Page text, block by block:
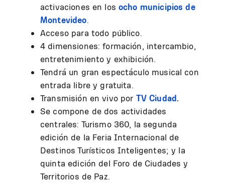
activaciones en losocho municipios de
Montevideo.
Acceso para todo público.
4 dimensiones: formación, intercambio,
entretenimiento y exhibición.
Tendrá un gran espectáculo musical con
entrada libre y gratuita.
Transmisión en vivo por TV Ciudad.
Se compone de dos actividades
centrales: Turismo 360, la segunda
edición de la Feria Internacional de
Destinos Turísticos Inteligentes; y la
quinta edición del Foro de Ciudades y
Territorios de Paz.